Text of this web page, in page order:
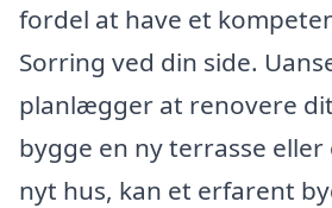
fordel at have et
Sorring ved din side.
planlægger at renovere
bygge en ny terrasse
nyt hus, kan et erfarent